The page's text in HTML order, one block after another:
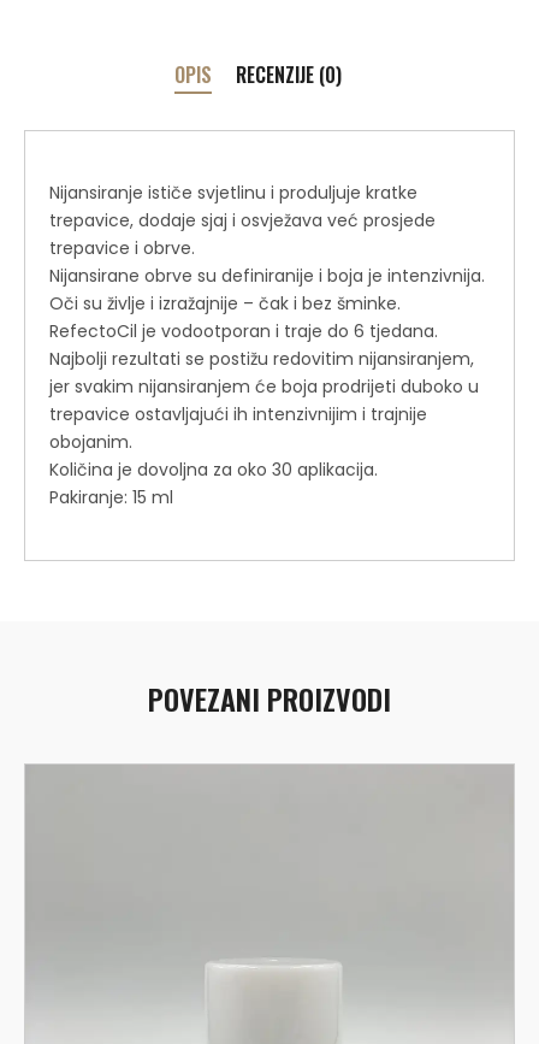
OPIS RECENZIJE (0)
Nijansiranje ističe svjetlinu i produljuje kratke
trepavice, dodaje sjaj i osvježava već prosjede
trepavice i obrve.
Nijansirane obrve su definiranije i boja je intenzivnija.
Oči su življe i izražajnije – čak i bez šminke.
RefectoCil je vodootporan i traje do 6 tjedana.
Najbolji rezultati se postižu redovitim nijansiranjem,
jer svakim nijansiranjem će boja prodrijeti duboko u
trepavice ostavljajući ih intenzivnijim i trajnije
obojanim.
Količina je dovoljna za oko 30 aplikacija.
Pakiranje: 15 ml
POVEZANI PROIZVODI